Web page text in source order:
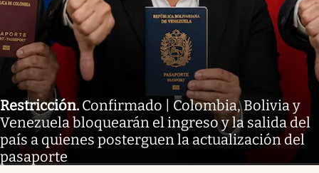
Restricción. Confirmado | Colombia, Bolivia y
Venezuela bloquearán el ingreso y la salida del
país a quienes posterguen la actualización del
pasaporte